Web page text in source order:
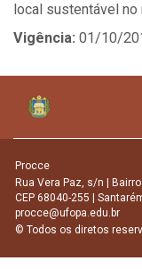
local sustentável no
Vigência: 01/10/
Procce
Rua Vera Paz, s/n |
CEP 68040-255 |
procce@ufopa.edu.br
© Todos os diretos